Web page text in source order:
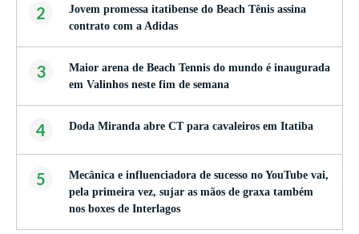
2
Jovem promessa itatibense do Beach Tênis assina
contrato com a Adidas
3
Maior arena de Beach Tennis do mundo é inaugurada
em Valinhos neste fim de semana
4 Doda Miranda abre CT para cavaleiros em Itatiba
5
Mecânica e influenciadora de sucesso no YouTube vai,
pela primeira vez, sujar as mãos de graxa também
nos boxes de Interlagos